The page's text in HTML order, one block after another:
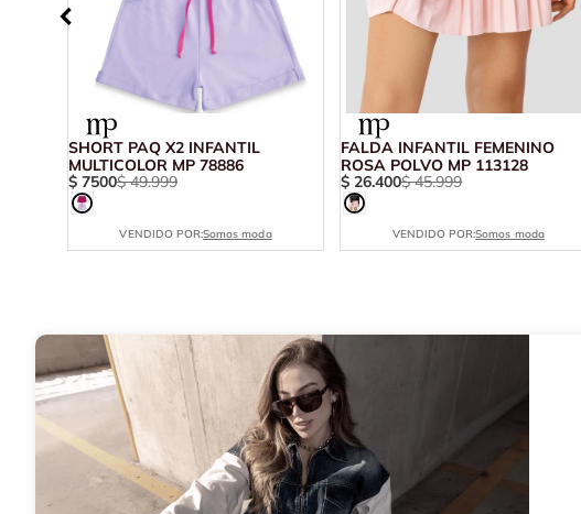
SHORT PAQ X2 INFANTIL
MULTICOLOR MP 78886
$ 7500$ 49.999
VENDIDO POR:Somos moda
FALDA INFANTIL FEMENINO
ROSA POLVO MP 113128
$ 26.400$ 45.999
VENDIDO POR:Somos moda